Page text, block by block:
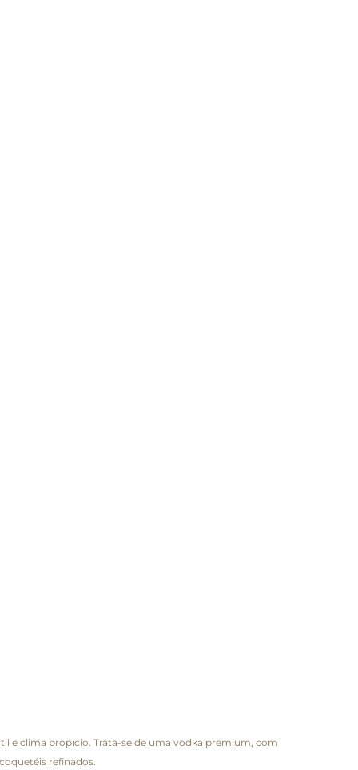
e clima propício. Trata-se de uma vodka premium, com
refinados.